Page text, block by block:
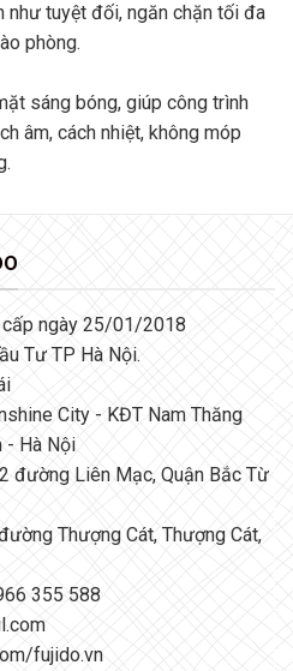
như tuyệt đối, ngăn chặn tối đa
phòng.
sáng bóng, giúp công trình
âm, cách nhiệt, không móp
ngày 25/01/2018
Tư TP Hà Nội.
City - KĐT Nam Thăng
- Hà Nội
đường Liên Mạc, Quận Bắc Từ
Thượng Cát, Thượng Cát,
355 588
fujido.vn